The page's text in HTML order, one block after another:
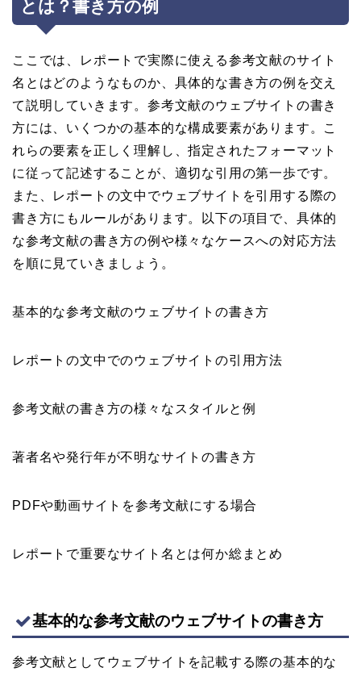
とは？書き方の例
ここでは、レポートで実際に使える参考文献のサイト
名とはどのようなものか、具体的な書き方の例を交え
て説明していきます。参考文献のウェブサイトの書き
方には、いくつかの基本的な構成要素があります。こ
れらの要素を正しく理解し、指定されたフォーマット
に従って記述することが、適切な引用の第一歩です。
また、レポートの文中でウェブサイトを引用する際の
書き方にもルールがあります。以下の項目で、具体的
な参考文献の書き方の例や様々なケースへの対応方法
を順に見ていきましょう。
基本的な参考文献のウェブサイトの書き方
レポートの文中でのウェブサイトの引用方法
参考文献の書き方の様々なスタイルと例
著者名や発行年が不明なサイトの書き方
PDFや動画サイトを参考文献にする場合
レポートで重要なサイト名とは何か総まとめ
基本的な参考文献のウェブサイトの書き方
参考文献としてウェブサイトを記載する際の基本的な